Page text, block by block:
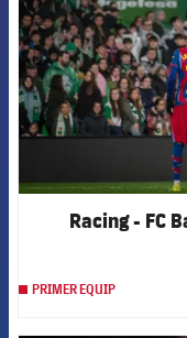
Racing - FC
PRIMER EQUIP